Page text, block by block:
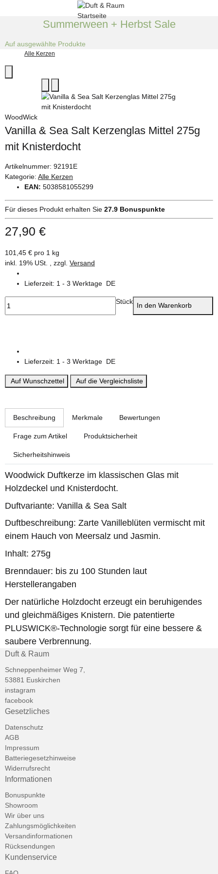
Summerween + Herbst Sale
Auf ausgewählte Produkte
Alle Kerzen
WoodWick
Vanilla & Sea Salt Kerzenglas Mittel 275g
mit Knisterdocht
Artikelnummer: 92191E
Kategorie: Alle Kerzen
EAN: 5038581055299
Für dieses Produkt erhalten Sie 27.9 Bonuspunkte
27,90 €
101,45 € pro 1 kg
inkl. 19% USt. , zzgl. Versand
Lieferzeit: 1 - 3 Werktage DE
Stück In den Warenkorb
Lieferzeit: 1 - 3 Werktage DE
Auf Wunschzettel Auf die Vergleichsliste
Beschreibung Merkmale Bewertungen
Frage zum Artikel Produktsicherheit
Sicherheitshinweis
Woodwick Duftkerze im klassischen Glas mit
Holzdeckel und Knisterdocht.
Duftvariante: Vanilla & Sea Salt
Duftbeschreibung: Zarte Vanilleblüten vermischt mit
einem Hauch von Meersalz und Jasmin.
Inhalt: 275g
Brenndauer: bis zu 100 Stunden laut
Herstellerangaben
Der natürliche Holzdocht erzeugt ein beruhigendes
und gleichmäßiges Knistern. Die patentierte
PLUSWICK®-Technologie sorgt für eine bessere &
saubere Verbrennung.
Duft & Raum
Schneppenheimer Weg 7,
53881 Euskirchen
instagram
facebook
Gesetzliches
Datenschutz
AGB
Impressum
Batteriegesetzhinweise
Widerrufsrecht
Informationen
Bonuspunkte
Showroom
Wir über uns
Zahlungsmöglichkeiten
Versandinformationen
Rücksendungen
Kundenservice